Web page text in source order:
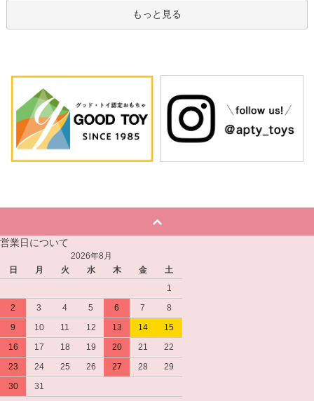
もっと見る
営業日について
2026年8月
日
月 火 水 木 金
土
1
2
3 4 5 6 7
8
9
10 11 12 13 14
15
16
17 18 19 20 21
22
23
24 25 26 27 28
29
30
31